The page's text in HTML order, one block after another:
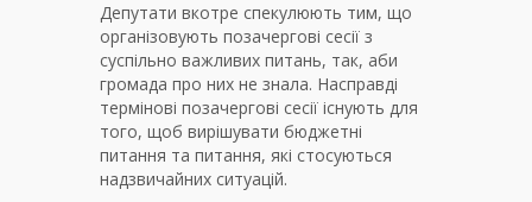
Депутати вкотре спекулюють тим, що
організовують позачергові сесії з
суспільно важливих питань, так, аби
громада про них не знала. Насправді
термінові позачергові сесії існують для
того, щоб вирішувати бюджетні
питання та питання, які стосуються
надзвичайних ситуацій.